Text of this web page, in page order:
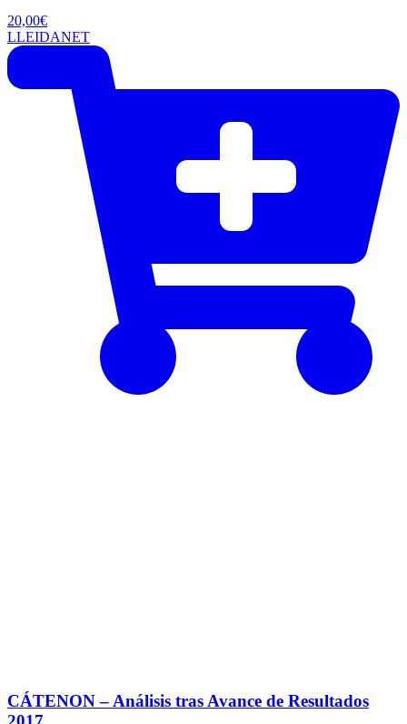
20,00€
LLEIDANET
CÁTENON – Análisis tras Avance de Resultados